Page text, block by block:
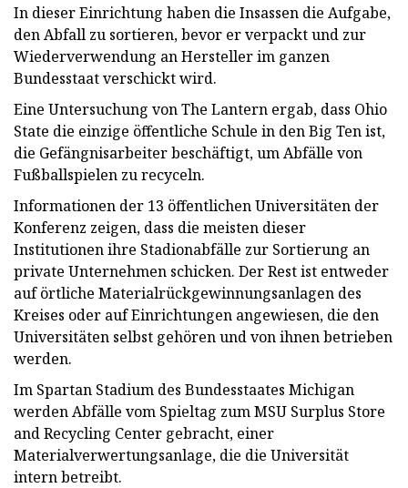
In dieser Einrichtung haben die Insassen die Aufgabe,
den Abfall zu sortieren, bevor er verpackt und zur
Wiederverwendung an Hersteller im ganzen
Bundesstaat verschickt wird.
Eine Untersuchung von The Lantern ergab, dass Ohio
State die einzige öffentliche Schule in den Big Ten ist,
die Gefängnisarbeiter beschäftigt, um Abfälle von
Fußballspielen zu recyceln.
Informationen der 13 öffentlichen Universitäten der
Konferenz zeigen, dass die meisten dieser
Institutionen ihre Stadionabfälle zur Sortierung an
private Unternehmen schicken. Der Rest ist entweder
auf örtliche Materialrückgewinnungsanlagen des
Kreises oder auf Einrichtungen angewiesen, die den
Universitäten selbst gehören und von ihnen betrieben
werden.
Im Spartan Stadium des Bundesstaates Michigan
werden Abfälle vom Spieltag zum MSU Surplus Store
and Recycling Center gebracht, einer
Materialverwertungsanlage, die die Universität
intern betreibt.